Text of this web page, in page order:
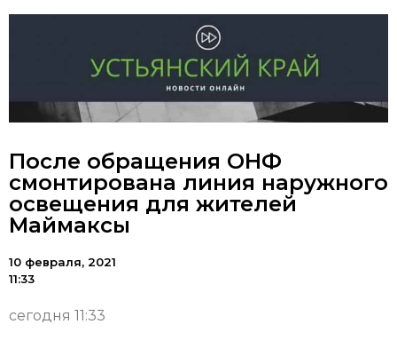
После обращения ОНФ
смонтирована линия наружного
освещения для жителей
Маймаксы
10 февраля, 2021
11:33
сегодня 11:33